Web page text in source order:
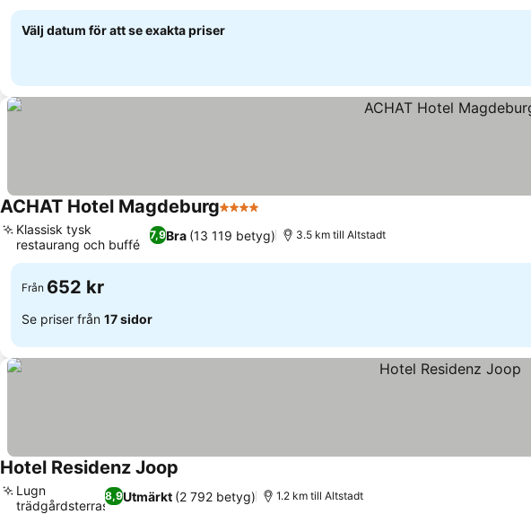
Välj datum för att se exakta priser
ACHAT Hotel Magdeburg4 Stjärnor
7,9Bra (13 119 betyg)
Klassisk tysk
restaurang och buffé
3.5 km till Altstadt
Från 652 kr
Se priser från 17 sidor
Hotel Residenz Joop
8,9Utmärkt (2 792 betyg)
Lugn
trädgårdsterrass
1.2 km till Altstadt